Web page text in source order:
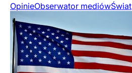
OpinieObserwator mediówŚwiat